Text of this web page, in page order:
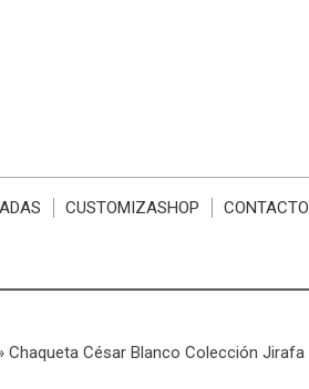
CUSTOMIZASHOP CONTACTO
Chaqueta César Blanco Colección Jirafa